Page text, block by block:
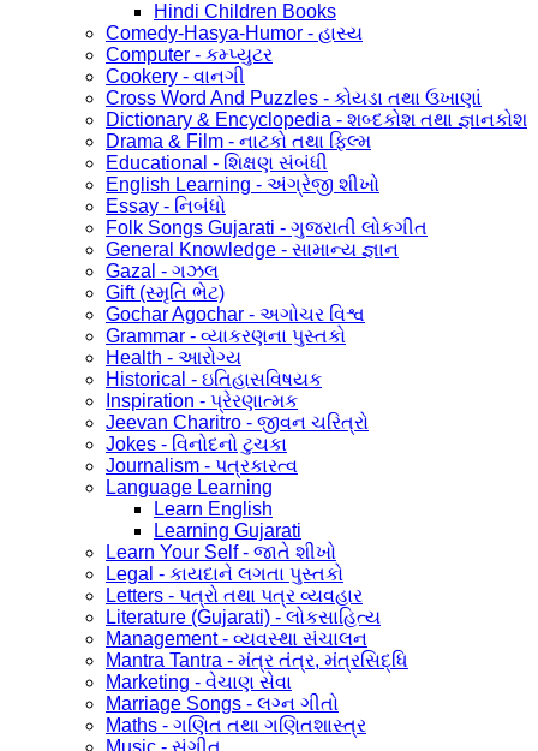
Hindi Children Books
Comedy-Hasya-Humor - હાસ્ય
Computer - કમ્પ્યુટર
Cookery - વાનગી
Cross Word And Puzzles - કોયડા તથા ઉખાણાં
Dictionary & Encyclopedia - શબ્દકોશ તથા જ્ઞાનકોશ
Drama & Film - નાટકો તથા ફિલ્મ
Educational - શિક્ષણ સંબંધી
English Learning - અંગ્રેજી શીખો
Essay - નિબંધો
Folk Songs Gujarati - ગુજરાતી લોકગીત
General Knowledge - સામાન્ય જ્ઞાન
Gazal - ગઝલ
Gift (સ્મૃતિ ભેટ)
Gochar Agochar - અગોચર વિશ્વ
Grammar - વ્યાકરણના પુસ્તકો
Health - આરોગ્ય
Historical - ઇતિહાસવિષયક
Inspiration - પ્રેરણાત્મક
Jeevan Charitro - જીવન ચરિત્રો
Jokes - વિનોદનો ટુચકા
Journalism - પત્રકારત્વ
Language Learning
Learn English
Learning Gujarati
Learn Your Self - જાતે શીખો
Legal - કાયદાને લગતા પુસ્તકો
Letters - પત્રો તથા પત્ર વ્યવહાર
Literature (Gujarati) - લોકસાહિત્ય
Management - વ્યવસ્થા સંચાલન
Mantra Tantra - મંત્ર તંત્ર, મંત્રસિદ્ધિ
Marketing - વેચાણ સેવા
Marriage Songs - લગ્ન ગીતો
Maths - ગણિત તથા ગણિતશાસ્ત્ર
Music - સંગીત